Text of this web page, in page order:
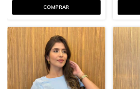
COMPRAR